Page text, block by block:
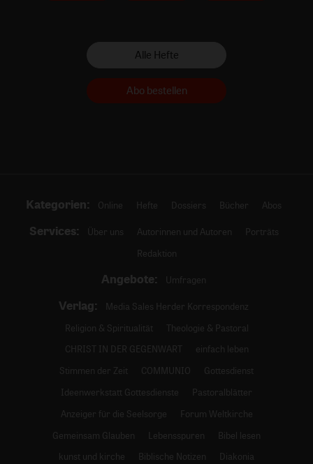
Alle Hefte
Abo bestellen
Kategorien: Online Hefte Dossiers Bücher Abos
Services: Über uns Autorinnen und Autoren
Porträts
Redaktion
Angebote: Umfragen
Verlag:
Media Sales Herder Korrespondenz
Religion & Spiritualität
Theologie & Pastoral
CHRIST IN DER GEGENWART
einfach leben
Stimmen der Zeit
COMMUNIO
Gottesdienst
Ideenwerkstatt Gottesdienste
Pastoralblätter
Anzeiger für die Seelsorge
Forum Weltkirche
Gemeinsam Glauben
Lebensspuren
Bibel lesen
kunst und kirche
Biblische Notizen
Diakonia